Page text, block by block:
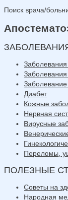
Поиск врача/
Заболевания
Заболевание
Диабет
Кожные
Нервная
Вирусные
Переломы,
ПОЛЕЗНЫЕ
Советы на
Народная